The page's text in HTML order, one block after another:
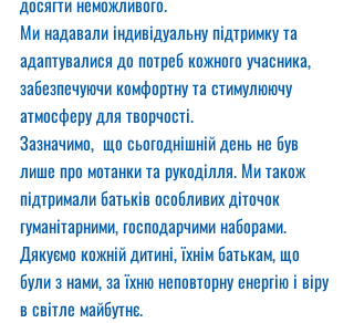
Ми надавали індивідуальну підтримку та
адаптувалися до потреб кожного учасника,
забезпечуючи комфортну та стимулюючу
атмосферу для творчості.
Зазначимо,  що сьогоднішній день не був
лише про мотанки та рукоділля. Ми також
підтримали батьків особливих діточок
гуманітарними, господарчими наборами.
Дякуємо кожній дитині, їхнім батькам, що
були з нами, за їхню неповторну енергію і віру
в світле майбутнє.